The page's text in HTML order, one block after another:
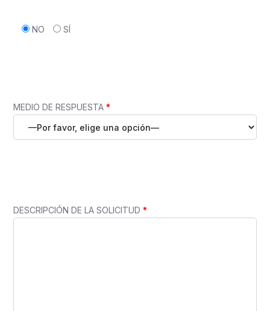
NO SÍ
MEDIO DE RESPUESTA *
DESCRIPCIÓN DE LA SOLICITUD *